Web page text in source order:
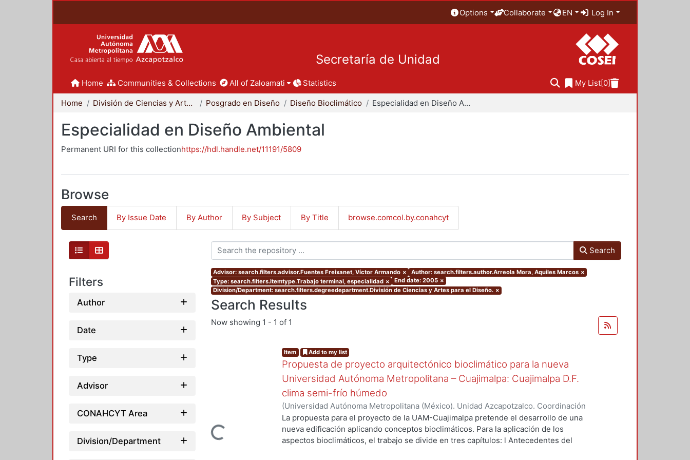
Options Collaborate EN Log In
Secretaría de Unidad
Home Communities & Collections All of Zaloamati Statistics My List[0]
Home División de Ciencias y Artes para el Diseño Posgrado en Diseño Diseño Bioclimático Especialidad en Diseño Ambiental
Especialidad en Diseño Ambiental
Permanent URI for this collectionhttps://hdl.handle.net/11191/5809
Browse
Search By Issue Date By Author By Subject By Title browse.comcol.by.conahcyt
Filters
Author
Date
Type
Advisor
CONAHCYT Area
Division/Department
Search
Advisor: search.filters.advisor.Fuentes Freixanet, Víctor Armando × Author: search.filters.author.Arreola Mora, Aquiles Marcos ×
Type: search.filters.itemtype.Trabajo terminal, especialidad × End date: 2005 ×
Division/Department: search.filters.degreedepartment.División de Ciencias y Artes para el Diseño. ×
Search Results
Now showing 1 - 1 of 1
Loading...
Item Add to my list
Propuesta de proyecto arquitectónico bioclimático para la nueva
Universidad Autónoma Metropolitana – Cuajimalpa: Cuajimalpa D.F.
clima semi-frío húmedo
(Universidad Autónoma Metropolitana (México). Unidad Azcapotzalco. Coordinación
de Servicios de Información.,2005-10)Arreola Mora, Aquiles Marcos
La propuesta para el proyecto de la UAM-Cuajimalpa pretende el desarrollo de una
nueva edificación aplicando conceptos bioclimáticos. Para la aplicación de los
aspectos bioclimáticos, el trabajo se divide en tres capítulos: l Antecedentes del